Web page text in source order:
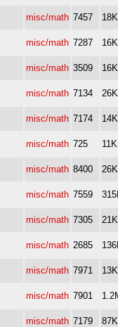
misc/math 7457 18K
misc/math 7287 16K
misc/math 3509 16K
misc/math 7134 26K
misc/math 7174 14K
misc/math 725 11K
misc/math 8400 26K
misc/math 7559
misc/math 7305 21K
misc/math 2685
misc/math 7971 13K
misc/math 7901
misc/math 7179 87K